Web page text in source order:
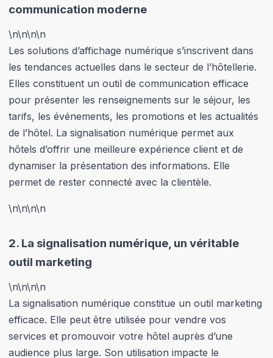
communication moderne
\n\n\n\n
Les solutions d’affichage numérique s’inscrivent dans
les tendances actuelles dans le secteur de l’hôtellerie.
Elles constituent un outil de communication efficace
pour présenter les renseignements sur le séjour, les
tarifs, les événements, les promotions et les actualités
de l’hôtel. La signalisation numérique permet aux
hôtels d’offrir une meilleure expérience client et de
dynamiser la présentation des informations. Elle
permet de rester connecté avec la clientèle.
\n\n\n\n
2. La signalisation numérique, un véritable
outil marketing
\n\n\n\n
La signalisation numérique constitue un outil marketing
efficace. Elle peut être utilisée pour vendre vos
services et promouvoir votre hôtel auprès d’une
audience plus large. Son utilisation impacte le